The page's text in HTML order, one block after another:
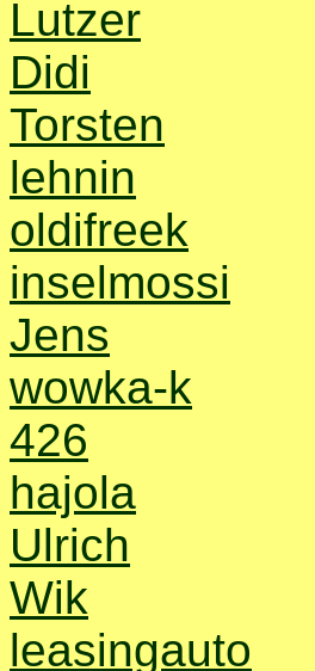
Lutzer
Didi
Torsten
lehnin
oldifreek
inselmossi
Jens
wowka-k
426
hajola
Ulrich
Wik
leasingauto